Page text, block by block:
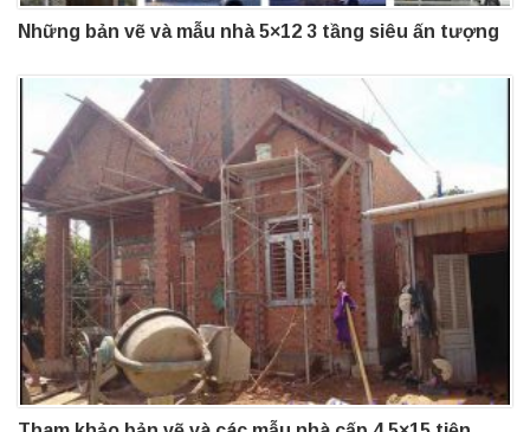
Những bản vẽ và mẫu nhà 5×12 3 tầng siêu ấn tượng